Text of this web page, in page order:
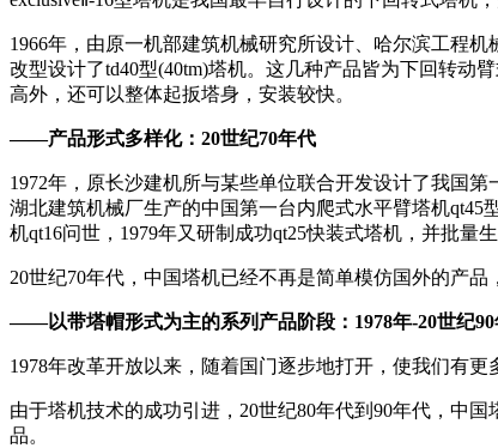
1966年，由原一机部建筑机械研究所设计、哈尔滨工程
改型设计了td40型(40tm)塔机。这几种产品皆为下回转动
高外，还可以整体起扳塔身，安装较快。
——产品形式多样化：20世纪70年代
1972年，原长沙建机所与某些单位联合开发设计了我国
湖北建筑机械厂生产的中国第一台内爬式水平臂塔机
机qt16问世，1979年又研制成功qt25快装式塔机，并批量生
20世纪70年代，中国塔机已经不再是简单模仿国外的产
——以带塔帽形式为主的系列产品阶段：1978年-20世纪90
1978年改革开放以来，随着国门逐步地打开，使我们有
由于塔机技术的成功引进，20世纪80年代到90年代，中
品。